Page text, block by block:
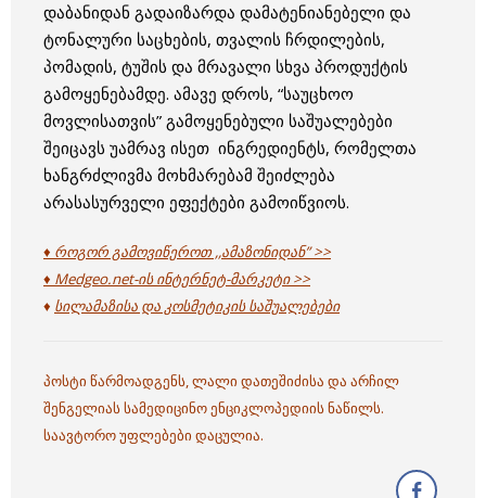
დაბანიდან გადაიზარდა დამატენიანებელი და
ტონალური საცხების, თვალის ჩრდილების,
პომადის, ტუშის და მრავალი სხვა პროდუქტის
გამოყენებამდე. ამავე დროს, “საუცხოო
მოვლისათვის” გამოყენებული საშუალებები
შეიცავს უამრავ ისეთ ინგრედიენტს, რომელთა
ხანგრძლივმა მოხმარებამ შეიძლება
არასასურველი ეფექტები გამოიწვიოს.
♦ როგორ გამოვიწეროთ ,,ამაზონიდან” >>
♦ Medgeo.net-ის ინტერნეტ-მარკეტი >>
♦ სილამაზისა და კოსმეტიკის საშუალებები
პოსტი წარმოადგენს, ლალი დათეშიძისა და არჩილ
შენგელიას სამედიცინო ენციკლოპედიის ნაწილს.
საავტორო უფლებები დაცულია.